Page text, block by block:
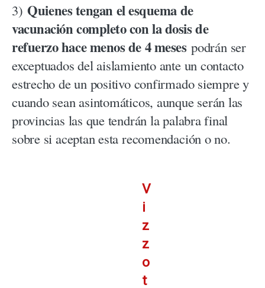
3)Quienes tengan el esquema de
vacunación completo con la dosis de
refuerzo hace menos de 4 mesespodrán ser
exceptuados del aislamiento ante un contacto
estrecho de un positivo confirmado siempre y
cuando sean asintomáticos, aunque serán las
provincias las que tendrán la palabra final
sobre si aceptan esta recomendación o no.
V
i
z
z
o
t